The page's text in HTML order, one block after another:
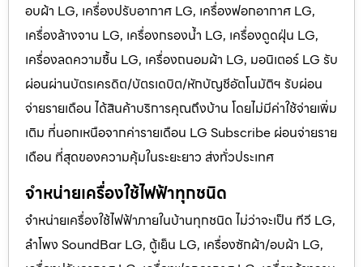
อบผ้า LG, เครื่องปรับอากาศ LG, เครื่องฟอกอากาศ LG,
เครื่องล้างจาน LG, เครื่องกรองน้ำ LG, เครื่องดูดฝุ่น LG,
เครื่องลดความชื้น LG, เครื่องถนอมผ้า LG, มอนิเตอร์ LG รับ
ผ่อนผ่านบัตรเครดิต/บัตรเดบิต/หักบัญชีอัตโนมัติฯ รับผ่อน
จ่ายรายเดือน ได้สินค้าบริการคุณถึงบ้าน โดยไม่มีค่าใช้จ่ายเพิ่ม
เติม ที่นอกเหนือจากค่ารายเดือน LG Subscribe ผ่อนจ่ายราย
เดือน ที่สุดของความคุ้มในระยะยาว ส่งทั่วประเทศ
จำหน่ายเครื่องใช้ไฟฟ้าทุกชนิด
จำหน่ายเครื่องใช้ไฟฟ้าภายในบ้านทุกชนิด ไม่ว่าจะเป็น ทีวี LG,
ลำโพง SoundBar LG, ตู้เย็น LG, เครื่องซักผ้า/อบผ้า LG,